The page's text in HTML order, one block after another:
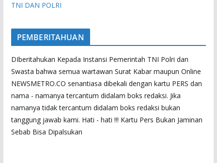
TNI DAN POLRI
PEMBERITAHUAN
DIberitahukan Kepada Instansi Pemerintah TNI Polri dan
Swasta bahwa semua wartawan Surat Kabar maupun Online
NEWSMETRO.CO senantiasa dibekali dengan kartu PERS dan
nama - namanya tercantum didalam boks redaksi. Jika
namanya tidak tercantum didalam boks redaksi bukan
tanggung jawab kami. Hati - hati !!! Kartu Pers Bukan Jaminan
Sebab Bisa Dipalsukan